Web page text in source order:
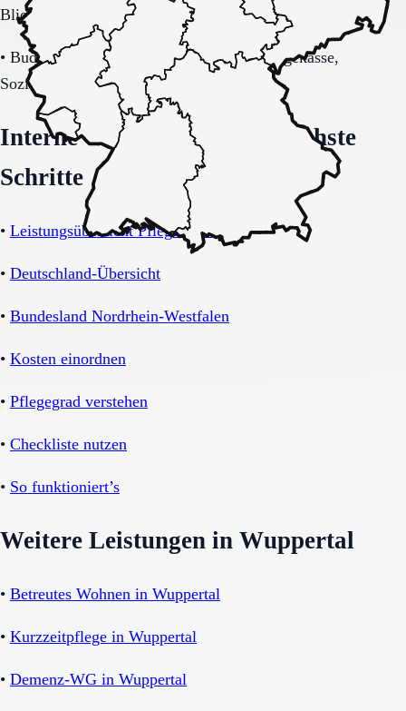
Blick auf Sicherheitsaspekte.
• Budget-/Kostenträgerrahmen (privat, Pflegekasse,
Sozialhilfe möglich).
Interne Orientierung und nächste
Schritte
• Leistungsübersicht Pflegeheim
• Deutschland-Übersicht
• Bundesland Nordrhein-Westfalen
• Kosten einordnen
• Pflegegrad verstehen
• Checkliste nutzen
• So funktioniert’s
Weitere Leistungen in Wuppertal
• Betreutes Wohnen in Wuppertal
• Kurzzeitpflege in Wuppertal
• Demenz-WG in Wuppertal